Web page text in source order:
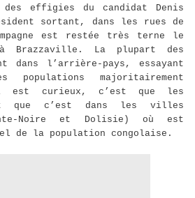
des effigies du candidat Denis
sortant, dans les rues de
est restée très terne le
à Brazzaville. La plupart des
dans l’arrière-pays, essayant
populations majoritairement
est curieux, c’est que les
que c’est dans les villes
Noire et Dolisie) où est
de la population congolaise.